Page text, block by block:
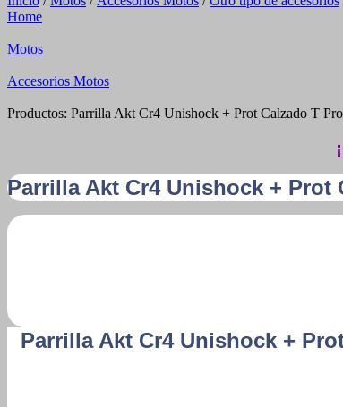
Home
Motos
Accesorios Motos
Productos: Parrilla Akt Cr4 Unishock + Prot Calzado T
Parrilla Akt Cr4 Unishock + Prot
Parrilla Akt Cr4 Unishock +